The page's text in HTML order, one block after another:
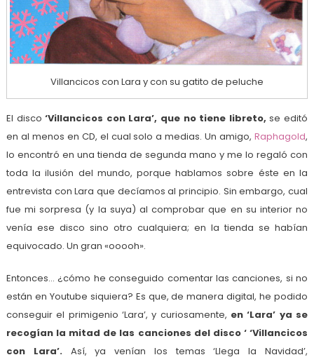
Villancicos con Lara y con su gatito de peluche
El disco‘Villancicos con Lara’, que no tiene libreto, se editó
en al menos en CD, el cual solo a medias. Un amigo,Raphagold,
lo encontró en una tienda de segunda mano y me lo regaló con
toda la ilusión del mundo, porque hablamos sobre éste en la
entrevista con Lara que decíamos al principio. Sin embargo, cual
fue mi sorpresa (y la suya) al comprobar que en su interior no
venía ese disco sino otro cualquiera; en la tienda se habían
equivocado. Un gran «ooooh».
Entonces… ¿cómo he conseguido comentar las canciones, si no
están en Youtube siquiera? Es que, de manera digital, he podido
conseguir el primigenio ‘Lara’, y curiosamente, en ‘Lara’ ya se
recogían la mitad de las canciones del disco ‘ ‘Villancicos
con Lara’.Así, ya venían los temas ‘Llega la Navidad’,